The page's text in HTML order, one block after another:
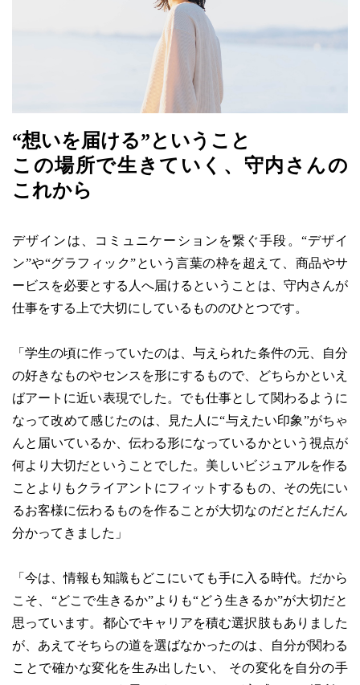
“想いを届ける”ということ
この場所で生きていく、守内さんの
これから
デザインは、コミュニケーションを繋ぐ手段。“デザイ
ン”や“グラフィック”という言葉の枠を超えて、商品やサ
ービスを必要とする人へ届けるということは、守内さんが
仕事をする上で大切にしているもののひとつです。
「学生の頃に作っていたのは、与えられた条件の元、自分
の好きなものやセンスを形にするもので、どちらかといえ
ばアートに近い表現でした。でも仕事として関わるように
なって改めて感じたのは、見た人に“与えたい印象”がちゃ
んと届いているか、伝わる形になっているかという視点が
何より大切だということでした。美しいビジュアルを作る
ことよりもクライアントにフィットするもの、その先にい
るお客様に伝わるものを作ることが大切なのだとだんだん
分かってきました」
「今は、情報も知識もどこにいても手に入る時代。だから
こそ、“どこで生きるか”よりも“どう生きるか”が大切だと
思っています。都心でキャリアを積む選択肢もありました
が、あえてそちらの道を選ばなかったのは、自分が関わる
ことで確かな変化を生み出したい、 その変化を自分の手